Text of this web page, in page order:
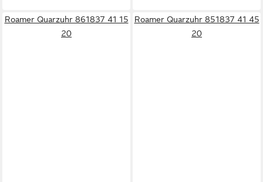
Roamer Quarzuhr 861837 41 15
20
Roamer Quarzuhr 851837 41 45
20